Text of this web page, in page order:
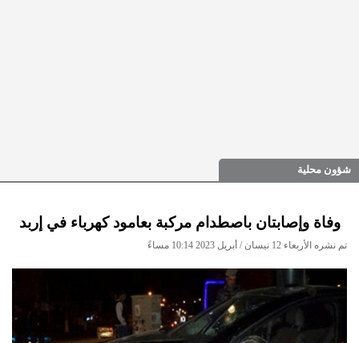
شؤون محلية
وفاة وإصابتان باصطدام مركبة بعامود كهرباء في إربد
تم نشره الأربعاء 12 نيسان / أبريل 2023 10:14 مساءً